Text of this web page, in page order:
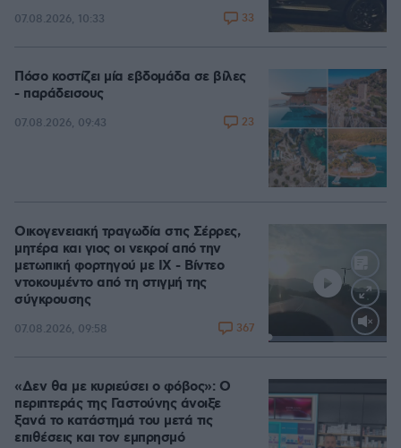
07.08.2026, 10:33 33
Πόσο κοστίζει μία εβδομάδα σε βίλες
- παράδεισους
07.08.2026, 09:43 23
Loaded:
Οικογενειακή τραγωδία στις Σέρρες,
μητέρα και γιος οι νεκροί από την
μετωπική φορτηγού με ΙΧ - Βίντεο
ντοκουμέντο από τη στιγμή της
σύγκρουσης
07.08.2026, 09:58 367
«Δεν θα με κυριεύσει ο φόβος»: Ο
περιπτεράς της Γαστούνης άνοιξε
ξανά το κατάστημά του μετά τις
επιθέσεις και τον εμπρησμό